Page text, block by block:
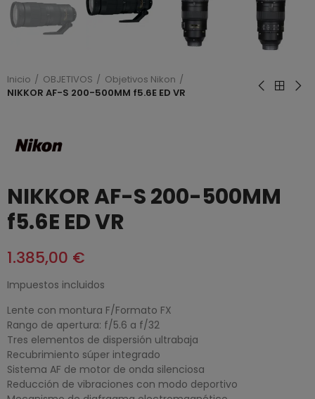
Inicio OBJETIVOS
Objetivos Nikon
NIKKOR AF-S 200-500MM f5.6E ED VR
NIKKOR AF-S 200-500MM
f5.6E ED VR
1.385,00 €
Impuestos incluidos
Lente con montura F/Formato FX
Rango de apertura: f/5.6 a f/32
Tres elementos de dispersión ultrabaja
Recubrimiento súper integrado
Sistema AF de motor de onda silenciosa
Reducción de vibraciones con modo deportivo